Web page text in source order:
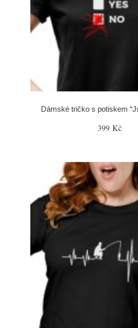
Dámské tričko s potiskem
399 Kč